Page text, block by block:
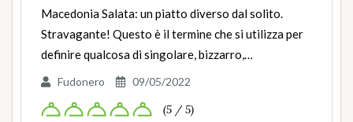
Macedonia Salata: un piatto diverso dal solito.
Stravagante! Questo è il termine che si utilizza per
definire qualcosa di singolare, bizzarro,…
Fudonero 09/05/2022
(5 / 5)